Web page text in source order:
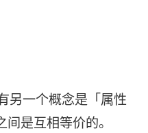
另一个概念是「属性
是互相等价的。